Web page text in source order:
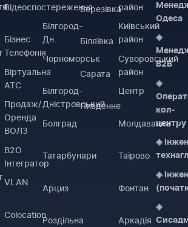
Відеоспостереження
Бізнес
Телефонія
Віртуальна
АТС
Продаж/
Оренда
ВОЛЗ
B2O
Інтегратор
VLAN
Colocation
Білгород-
Дн.
Чорноморськ
Білгород-
Дністровський
Болград
Татарбунари
Арциз
Роздільна
Березівка
Біляївка
Сарата
Пивденне
район
Київський
район
Суворовський
район
Центр
Молдаванка
Таїрово
Фонтан
Аркадія
Одеса
◈
B2B
◈
кол-
центру
◈
◈
◈